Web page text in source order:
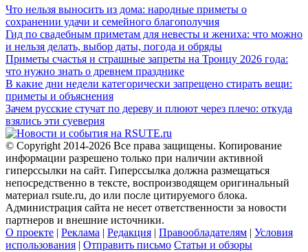
Что нельзя выносить из дома: народные приметы о
сохранении удачи и семейного благополучия
Гид по свадебным приметам для невесты и жениха: что можно
и нельзя делать, выбор даты, погода и обряды
Приметы счастья и страшные запреты на Троицу 2026 года:
что нужно знать о древнем празднике
В какие дни недели категорически запрещено стирать вещи:
приметы и объяснения
Зачем русские стучат по дереву и плюют через плечо: откуда
взялись эти суеверия
© Copyright 2014-2026 Все права защищены. Копирование
информации разрешено только при наличии активной
гиперссылки на сайт. Гиперссылка должна размещаться
непосредственно в тексте, воспроизводящем оригинальный
материал rsute.ru, до или после цитируемого блока.
Администрация сайта не несет ответственности за новости
партнеров и внешние источники.
О проекте | Реклама | Редакция | Правообладателям | Условия
использования | Отправить письмо Статьи и обзоры